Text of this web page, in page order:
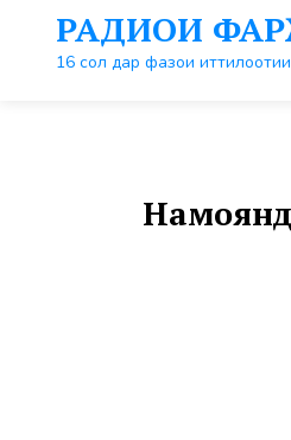
контенту
РАДИОИ
16 сол дар фазои